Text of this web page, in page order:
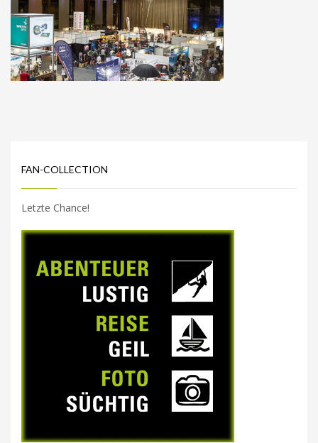
FAN-COLLECTION
Letzte Chance!